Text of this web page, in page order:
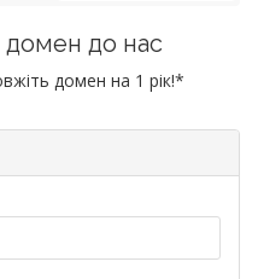
домен до нас
домен на 1 рік!*